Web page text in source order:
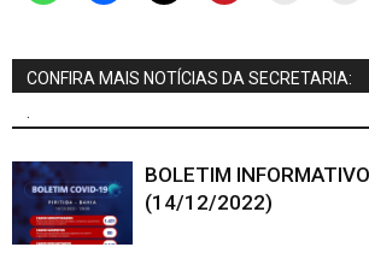
CONFIRA MAIS NOTÍCIAS DA SECRETARIA:
BOLETIM
(14/12/2022)